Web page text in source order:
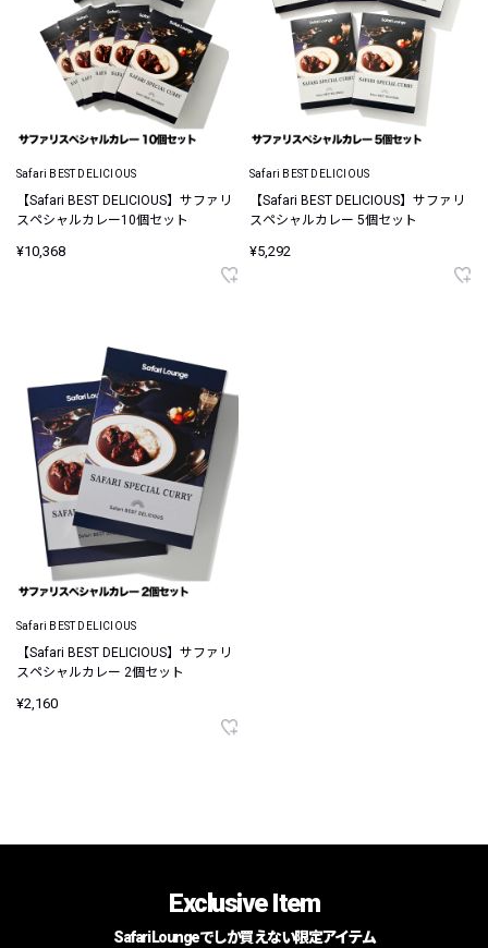
Safari BEST DELICIOUS
【Safari BEST DELICIOUS】サファリ
スペシャルカレー10個セット
¥10,368
Safari BEST DELICIOUS
【Safari BEST DELICIOUS】サファリ
スペシャルカレー 5個セット
¥5,292
Safari BEST DELICIOUS
【Safari BEST DELICIOUS】サファリ
スペシャルカレー 2個セット
¥2,160
Exclusive Item
Safari Loungeでしか買えない限定アイテム